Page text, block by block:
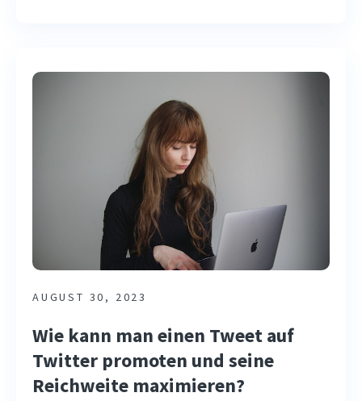
AUGUST 30, 2023
Wie kann man einen Tweet auf
Twitter promoten und seine
Reichweite maximieren?